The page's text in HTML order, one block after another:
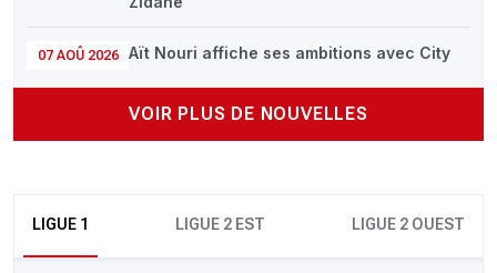
07 AOÛ 2026 Aït Nouri affiche ses ambitions avec City
VOIR PLUS DE NOUVELLES
LIGUE 1 LIGUE 2 EST LIGUE 2 OUEST